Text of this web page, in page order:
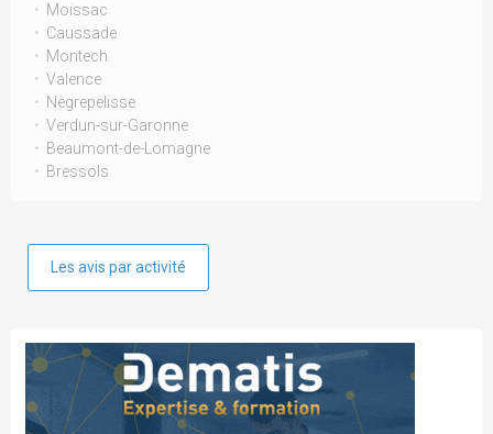
Moissac
Caussade
Montech
Valence
Nègrepelisse
Verdun-sur-Garonne
Beaumont-de-Lomagne
Bressols
Les avis par activité